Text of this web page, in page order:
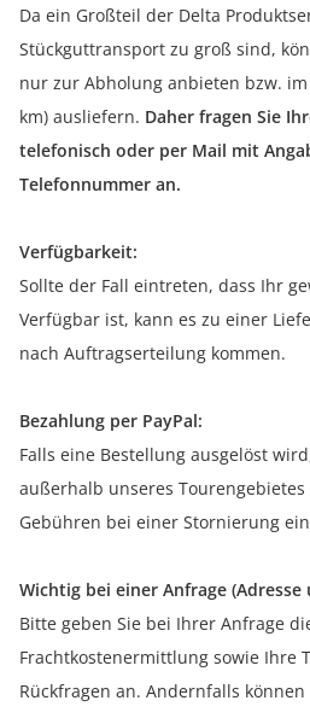
Da ein Großteil der Delta
Stückguttransport zu groß sind,
nur zur Abholung anbieten bzw.
km) ausliefern. Daher fragen Sie
telefonisch oder per Mail mit
Telefonnummer an.
Verfügbarkeit:
Sollte der Fall eintreten, dass Ihr
Verfügbar ist, kann es zu einer
nach Auftragserteilung kommen.
Bezahlung per PayPal:
Falls eine Bestellung ausgelöst
außerhalb unseres Tourengebietes
Gebühren bei einer Stornierung
Wichtig bei einer Anfrage
Bitte geben Sie bei Ihrer Anfrage
Frachtkostenermittlung sowie Ihre
Rückfragen an. Andernfalls